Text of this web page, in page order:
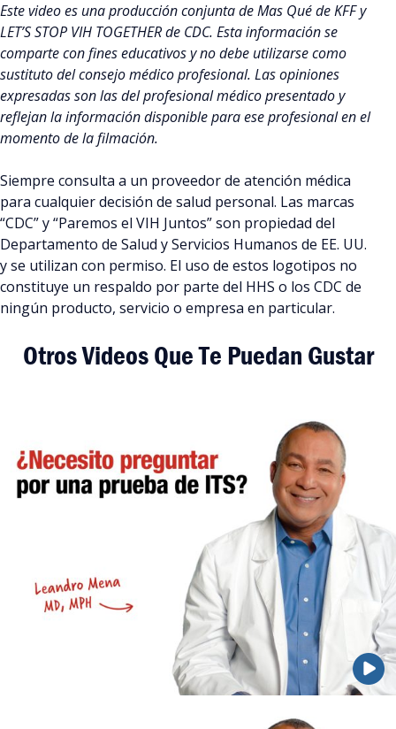
Este video es una producción conjunta de Mas Qué de KFF y
LET’S STOP VIH TOGETHER de CDC. Esta información se
comparte con fines educativos y no debe utilizarse como
sustituto del consejo médico profesional. Las opiniones
expresadas son las del profesional médico presentado y
reflejan la información disponible para ese profesional en el
momento de la filmación.
Siempre consulta a un proveedor de atención médica
para cualquier decisión de salud personal. Las marcas
“CDC” y “Paremos el VIH Juntos” son propiedad del
Departamento de Salud y Servicios Humanos de EE. UU.
y se utilizan con permiso. El uso de estos logotipos no
constituye un respaldo por parte del HHS o los CDC de
ningún producto, servicio o empresa en particular.
Otros Videos Que Te Puedan Gustar